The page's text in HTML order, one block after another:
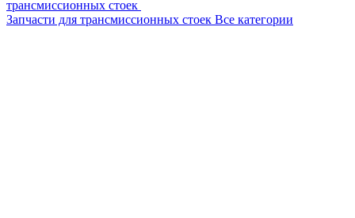
трансмиссионных стоек
Запчасти для трансмиссионных стоек Все категории